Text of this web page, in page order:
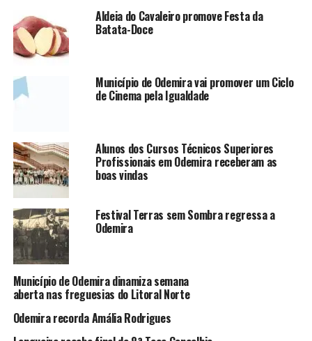
Aldeia do Cavaleiro promove Festa da
Batata-Doce
Município de Odemira vai promover um Ciclo
de Cinema pela Igualdade
Alunos dos Cursos Técnicos Superiores
Profissionais em Odemira receberam as
boas vindas
Festival Terras sem Sombra regressa a
Odemira
Município de Odemira dinamiza semana
aberta nas freguesias do Litoral Norte
Odemira recorda Amália Rodrigues